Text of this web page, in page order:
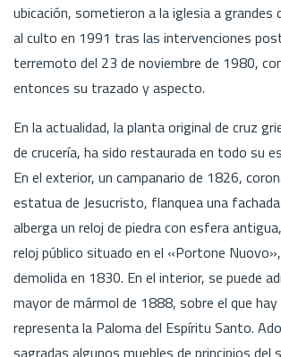
ubicación, sometieron a la iglesia a grandes
al culto en 1991 tras las intervenciones
terremoto del 23 de noviembre de 1980,
entonces su trazado y aspecto.
En la actualidad, la planta original de cruz
de crucería, ha sido restaurada en todo su
En el exterior, un campanario de 1826,
estatua de Jesucristo, flanquea una
alberga un reloj de piedra con esfera
reloj público situado en el «Portone
demolida en 1830. En el interior, se puede
mayor de mármol de 1888, sobre el que hay
representa la Paloma del Espíritu Santo.
sagradas algunos muebles de principios del